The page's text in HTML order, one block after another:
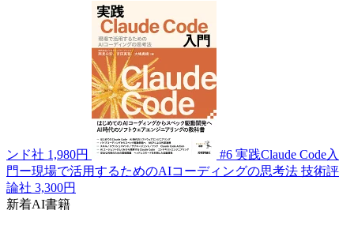
ンド社 1,980円 #6 実践Claude Code入
門ー現場で活用するためのAIコーディングの思考法 技術評
論社 3,300円
新着AI書籍